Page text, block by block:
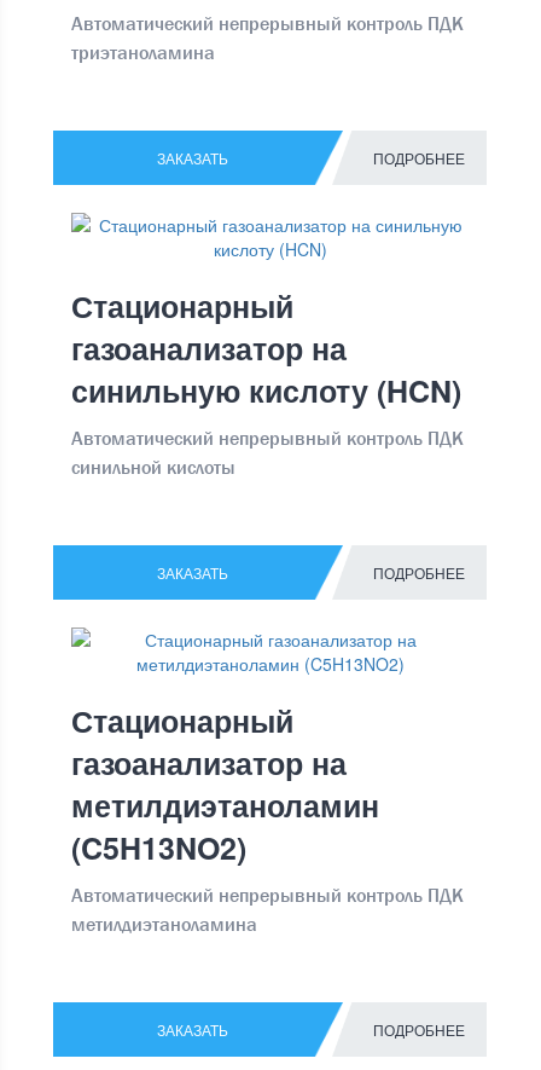
Автоматический непрерывный контроль ПДК
триэтаноламина
ЗАКАЗАТЬ ПОДРОБНЕЕ
Стационарный
газоанализатор на
синильную кислоту (HCN)
Автоматический непрерывный контроль ПДК
синильной кислоты
ЗАКАЗАТЬ ПОДРОБНЕЕ
Стационарный
газоанализатор на
метилдиэтаноламин
(C5H13NO2)
Автоматический непрерывный контроль ПДК
метилдиэтаноламина
ЗАКАЗАТЬ ПОДРОБНЕЕ